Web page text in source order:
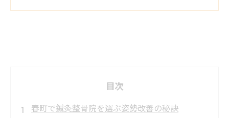
目次
春町で鍼灸整骨院を選ぶ姿勢改善の秘訣